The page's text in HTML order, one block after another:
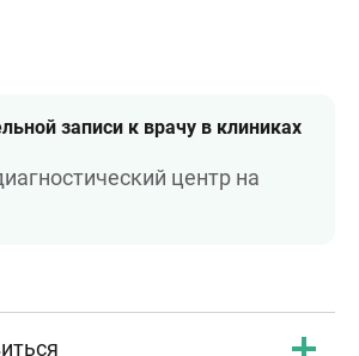
записи к врачу в клиниках
центр на